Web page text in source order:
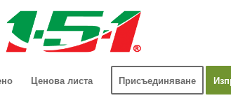
Ценова листа Присъединяване